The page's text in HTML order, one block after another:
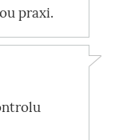
praxi.